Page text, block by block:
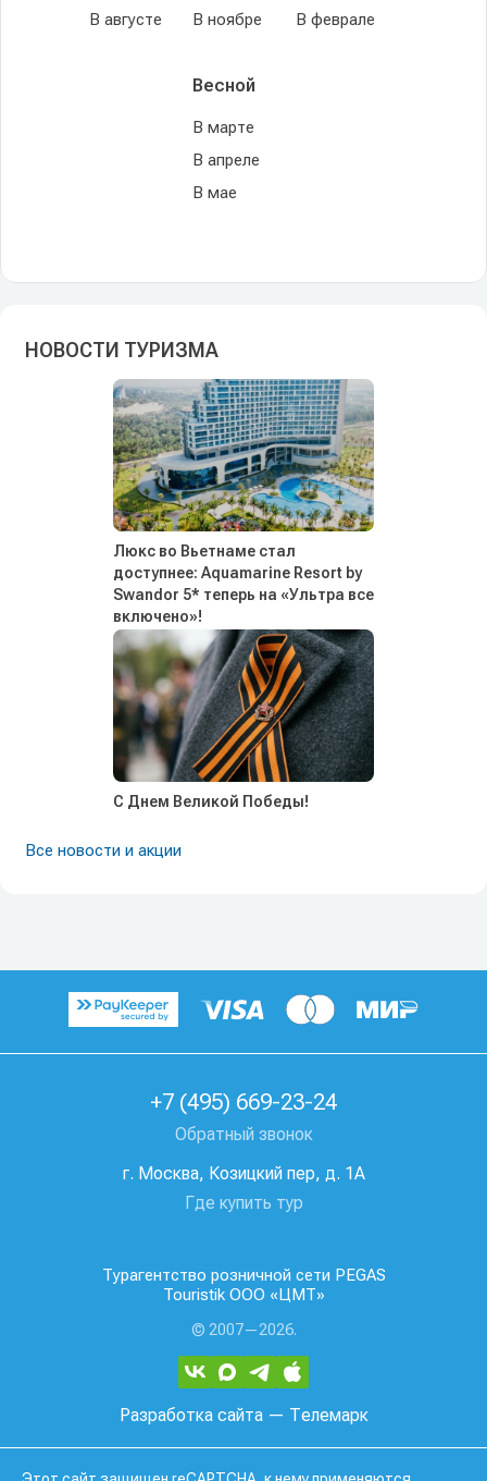
В августе
В ноябре
В феврале
Весной
В марте
В апреле
В мае
НОВОСТИ ТУРИЗМА
Люкс во Вьетнаме стал
доступнее: Aquamarine Resort by
Swandor 5* теперь на «Ультра все
включено»!
С Днем Великой Победы!
Все новости и акции
Турагентство розничной сети PEGAS
Touristik ООО «ЦМТ»
© 2007—2026.
+7 (495) 669-23-24
Обратный звонок
г. Москва, Козицкий пер, д. 1А
Где купить тур
Разработка сайта— Телемарк